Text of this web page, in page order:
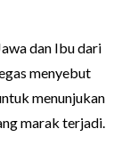
dan Ibu dari
menyebut
menunjukan
marak terjadi.